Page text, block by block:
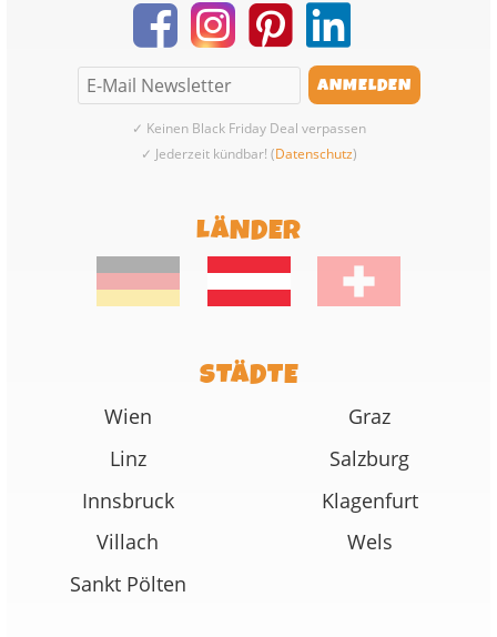
✓ Keinen Black Friday Deal verpassen
✓ Jederzeit kündbar! (Datenschutz)
LÄNDER
STÄDTE
Wien
Graz
Linz
Salzburg
Innsbruck
Klagenfurt
Villach
Wels
Sankt Pölten